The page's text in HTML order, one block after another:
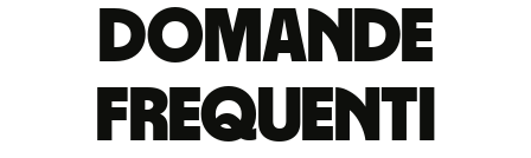
Domande
Frequenti